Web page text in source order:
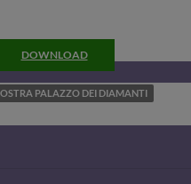
DOWNLOAD
PALAZZO DEI DIAMANTI